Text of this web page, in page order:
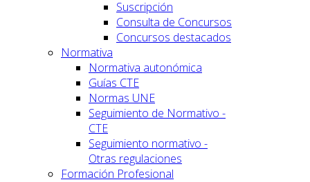
Suscripción
Consulta de Concursos
Concursos destacados
Normativa
Normativa autonómica
Guías CTE
Normas UNE
Seguimiento de Normativo -
CTE
Seguimiento normativo -
Otras regulaciones
Formación Profesional